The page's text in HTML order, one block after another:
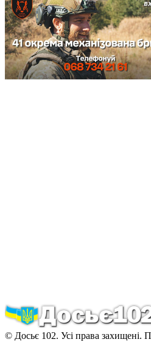
© Досьє 102. Усі права захищені.